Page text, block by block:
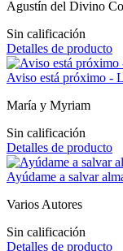
Agustín del Divino
Sin calificación
Detalles de producto
Aviso está próximo -
María y Myriam
Sin calificación
Detalles de producto
Ayúdame a salvar
Varios Autores
Sin calificación
Detalles de producto